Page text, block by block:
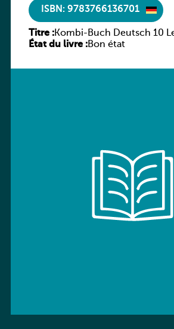
ISBN: 9783766136701
Titre :Kombi-Buch Deutsch 10
Sprachbuch
État du livre :Bon état